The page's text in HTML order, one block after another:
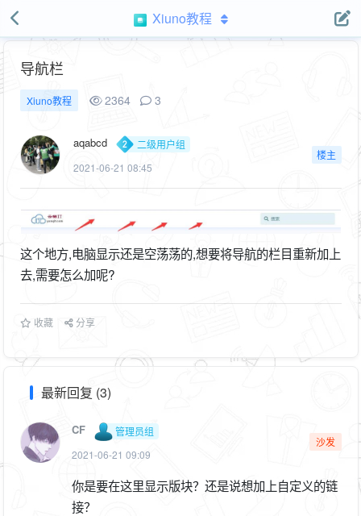
Xiuno教程
导航栏
Xiuno教程 2364 3
aqabcd
二级用户组
2021-06-21 08:45
楼主
这个地方,电脑显示还是空荡荡的,想要将导航的栏目重新加上
去,需要怎么加呢?
收藏 分享
最新回复 (3)
CF
管理员组
2021-06-21 09:09
沙发
你是要在这里显示版块？还是说想加上自定义的链
接？